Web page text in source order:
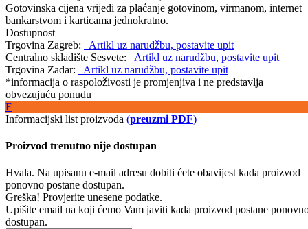
Gotovinska cijena vrijedi za plaćanje gotovinom, virmanom, internet
bankarstvom i karticama jednokratno.
Dostupnost
Trgovina Zagreb:
Artikl uz narudžbu, postavite upit
Centralno skladište Sesvete:
Artikl uz narudžbu, postavite upit
Trgovina Zadar:
Artikl uz narudžbu, postavite upit
*informacija o raspoloživosti je promjenjiva i ne predstavlja
obvezujuću ponudu
F
Informacijski list proizvoda (preuzmi PDF)
Proizvod trenutno nije dostupan
Hvala. Na upisanu e-mail adresu dobiti ćete obavijest kada proizvod
ponovno postane dostupan.
Greška! Provjerite unesene podatke.
Upišite email na koji ćemo Vam javiti kada proizvod postane
dostupan.